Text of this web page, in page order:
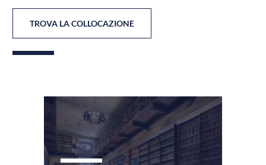
TROVA LA COLLOCAZIONE